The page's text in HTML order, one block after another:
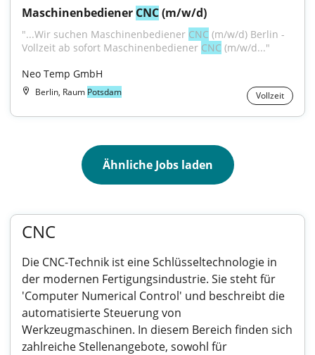
Maschinenbediener CNC (m/w/d)
"...Wir suchen Maschinenbediener CNC (m/w/d) Berlin -
Vollzeit ab sofort Maschinenbediener CNC (m/w/d..."
Neo Temp GmbH
Berlin, Raum Potsdam Vollzeit
Ähnliche Jobs laden
CNC
Die CNC-Technik ist eine Schlüsseltechnologie in
der modernen Fertigungsindustrie. Sie steht für
'Computer Numerical Control' und beschreibt die
automatisierte Steuerung von
Werkzeugmaschinen. In diesem Bereich finden sich
zahlreiche Stellenangebote, sowohl für